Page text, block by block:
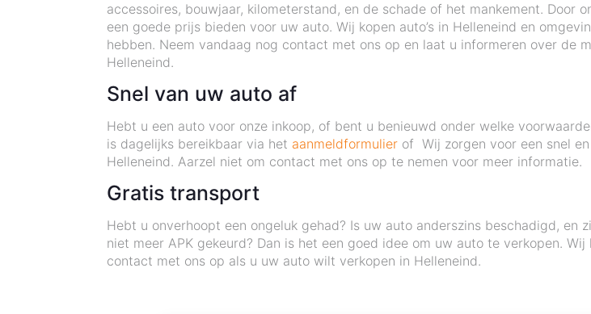
accessoires, bouwjaar, kilometerstand, en de schade of het mankement. Door
een goede prijs bieden voor uw auto. Wij kopen auto’s in Helleneind en
hebben. Neem vandaag nog contact met ons op en laat u informeren over de
Helleneind.
Snel van uw auto af
Hebt u een auto voor onze inkoop, of bent u benieuwd onder welke
is dagelijks bereikbaar via het aanmeldformulier of Wij zorgen voor een snel
Helleneind. Aarzel niet om contact met ons op te nemen voor meer informatie.
Gratis transport
Hebt u onverhoopt een ongeluk gehad? Is uw auto anderszins beschadigd,
niet meer APK gekeurd? Dan is het een goed idee om uw auto te verkopen.
contact met ons op als u uw auto wilt verkopen in Helleneind.